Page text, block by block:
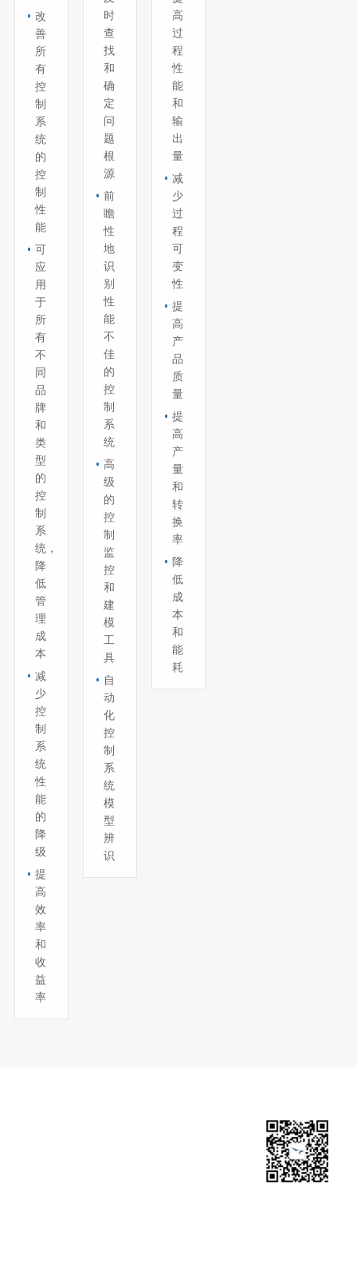
改
善
所
有
控
制
系
统
的
控
制
性
能
可
应
用
于
所
有
不
同
品
牌
和
类
型
的
控
制
系
统，
降
低
管
理
成
本
减
少
控
制
系
统
性
能
的
降
级
提
高
效
率
和
收
益
率
时
查
找
和
确
定
问
题
根
源
前
瞻
性
地
识
别
性
能
不
佳
的
控
制
系
统
高
级
的
控
制
监
控
和
建
模
工
具
自
动
化
控
制
系
统
模
型
辨
识
高
过
程
性
能
和
输
出
量
减
少
过
程
可
变
性
提
高
产
品
质
量
提
高
产
量
和
转
换
率
降
低
成
本
和
能
耗